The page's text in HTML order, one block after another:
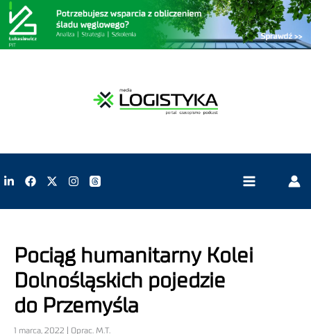
Pociąg humanitarny Kolei
Dolnośląskich pojedzie
do Przemyśla
1 marca, 2022 | Oprac. M.T.